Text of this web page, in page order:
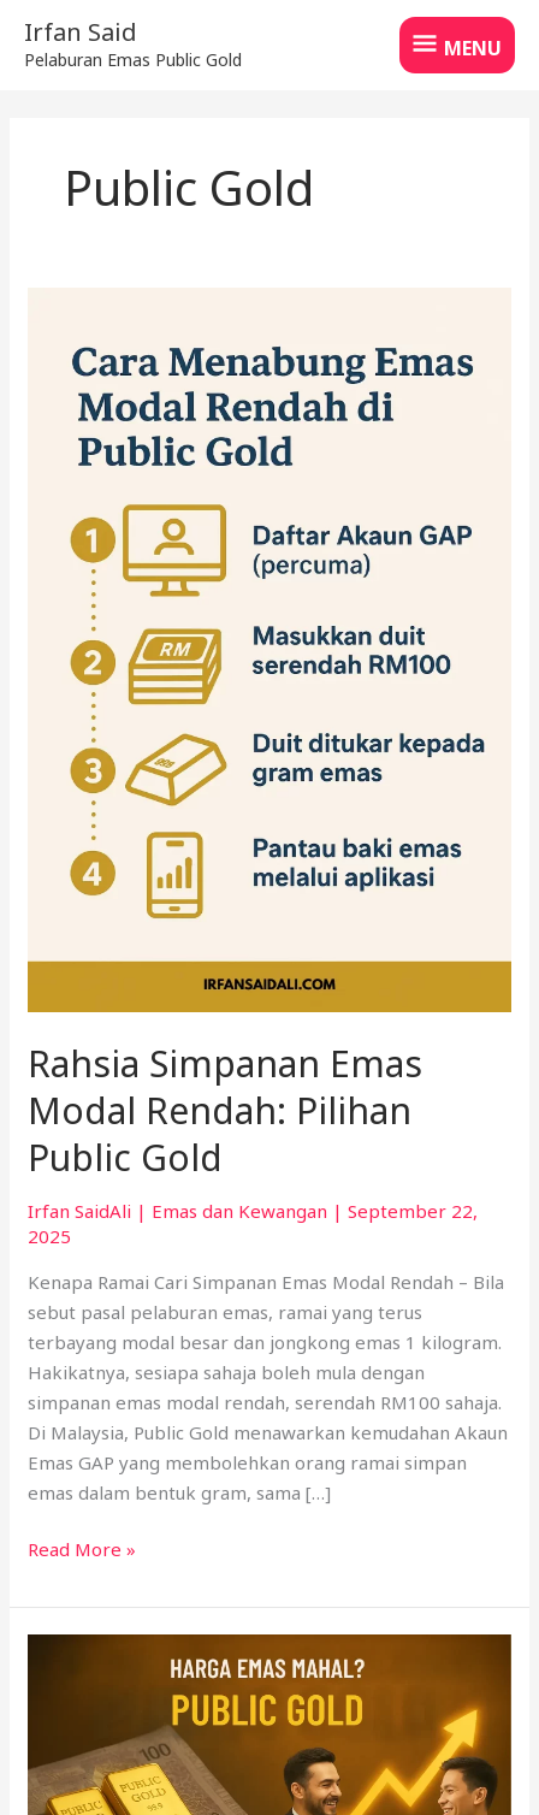
content
Irfan Said
Pelaburan Emas Public Gold
MENU
MENU
Public Gold
Rahsia Simpanan Emas
Modal Rendah: Pilihan
Public Gold
Irfan SaidAli | Emas dan Kewangan |September 22,
2025
Kenapa Ramai Cari Simpanan Emas Modal Rendah – Bila
sebut pasal pelaburan emas, ramai yang terus
terbayang modal besar dan jongkong emas 1 kilogram.
Hakikatnya, sesiapa sahaja boleh mula dengan
simpanan emas modal rendah, serendah RM100 sahaja.
Di Malaysia, Public Gold menawarkan kemudahan Akaun
Emas GAP yang membolehkan orang ramai simpan
emas dalam bentuk gram, sama […]
Emas
Modal
Rendah:
Read More »
Mahal
atau